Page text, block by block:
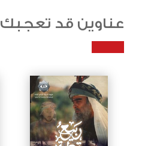
عناوين قد تعجبك